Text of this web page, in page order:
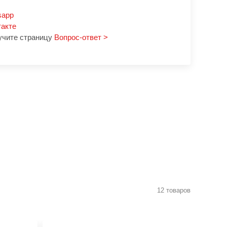
страницу Вопрос-ответ >
12 товаров